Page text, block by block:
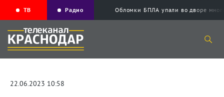
ТВ Радио Обломки БПЛА упали во дворе
22.06.2023 10:58